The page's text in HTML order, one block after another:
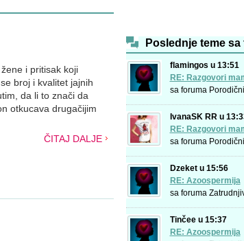
i pritisak koji
broj i kvalitet jajnih
da li to znači da
otkucava drugačijim
ČITAJ DALJE
Poslednje teme sa
flamingos u 13:51
RE: Razgovori
sa foruma
IvanaSK RR u
RE: Razgovori
sa foruma
Dzeket u 15:56
RE: Azoospermija
sa foruma
Tinčee u 15:37
RE: Azoospermija